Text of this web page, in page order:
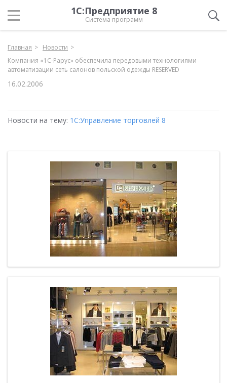
1С:Предприятие 8
Система программ
Главная
Новости
Компания «1С-Рарус» обеспечила передовыми технологиями
автоматизации сеть салонов польской одежды RESERVED
16.02.2006
Новости на тему: 1С:Управление торговлей 8